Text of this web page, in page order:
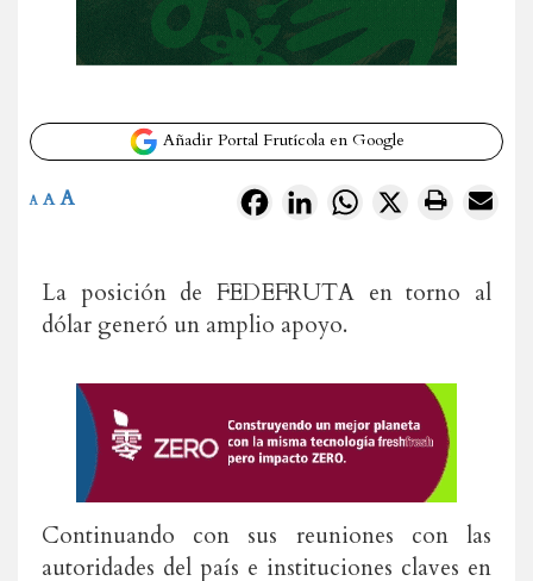
Añadir Portal Frutícola en Google
FacebookLinkedInWhatsApp
X
A A A
La posición de FEDEFRUTA en torno al
dólar generó un amplio apoyo.
Continuando con sus reuniones con las
autoridades del país e instituciones claves en